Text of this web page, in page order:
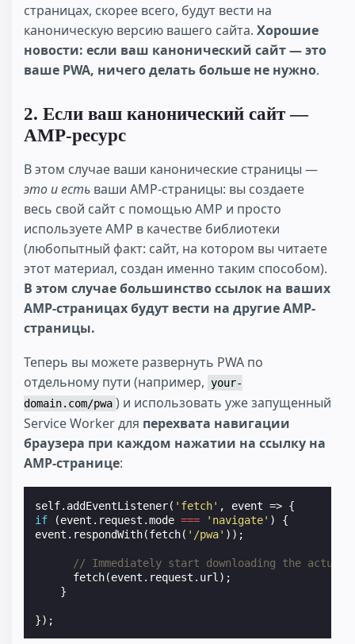
страницах, скорее всего, будут вести на
каноническую версию вашего сайта. Хорошие
новости: если ваш канонический сайт — это
ваше PWA, ничего делать больше не нужно.
2. Если ваш канонический сайт —
AMP-ресурс
В этом случае ваши канонические страницы —
это и есть ваши AMP-страницы: вы создаете
весь свой сайт с помощью AMP и просто
используете AMP в качестве библиотеки
(любопытный факт: сайт, на котором вы читаете
этот материал, создан именно таким способом).
В этом случае большинство ссылок на ваших
AMP-страницах будут вести на другие AMP-
страницы.
Теперь вы можете развернуть PWA по
отдельному пути (например, your-
domain.com/pwa ) и использовать уже запущенный
Service Worker для перехвата навигации
браузера при каждом нажатии на ссылку на
AMP-странице:
self. addEventListener( 'fetch' , event => {
if
(event . request .mode === 'navigate' )
{
event . respondWith(fetch( '/pwa' ));
// Immediately start downloading the actual
fetch(event . request . url );
}
});